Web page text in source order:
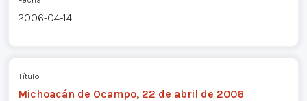
2006-04-14
Título
Michoacán de Ocampo, 22 de abril de 2006